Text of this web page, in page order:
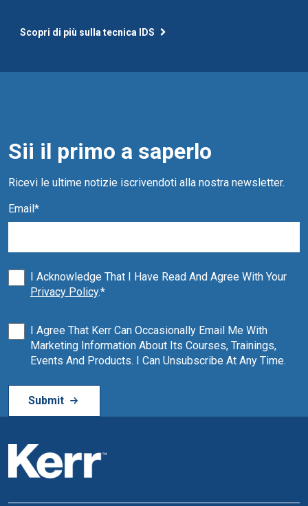
Scopri di più sulla tecnica IDS
Sii il primo a saperlo
Ricevi le ultime notizie iscrivendoti alla nostra newsletter.
Email*
I Acknowledge That I Have Read And Agree With Your
Privacy Policy.*
I Agree That Kerr Can Occasionally Email Me With
Marketing Information About Its Courses, Trainings,
Events And Products. I Can Unsubscribe At Any Time.